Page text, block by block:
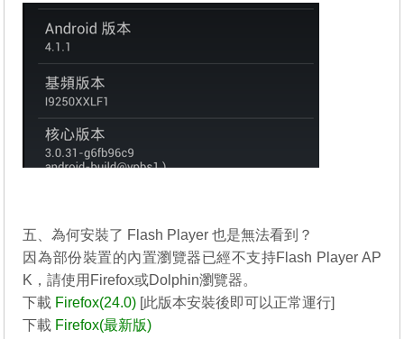
五、為何安裝了 Flash Player 也是無法看到？
因為部份裝置的內置瀏覽器已經不支持Flash Player AP
K，請使用Firefox或Dolphin瀏覽器。
下載 Firefox(24.0) [此版本安裝後即可以正常運行]
下載 Firefox(最新版)